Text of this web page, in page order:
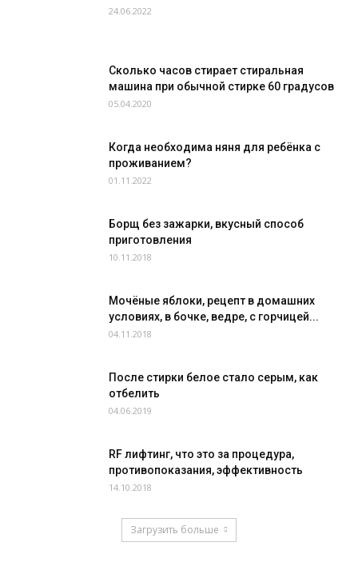
24.06.2022
Сколько часов стирает стиральная
машина при обычной стирке 60 градусов
05.04.2020
Когда необходима няня для ребёнка с
проживанием?
01.11.2022
Борщ без зажарки, вкусный способ
приготовления
10.11.2018
Мочёные яблоки, рецепт в домашних
условиях, в бочке, ведре, с горчицей...
04.11.2018
После стирки белое стало серым, как
отбелить
04.06.2019
RF лифтинг, что это за процедура,
противопоказания, эффективность
14.10.2018
Загрузить больше